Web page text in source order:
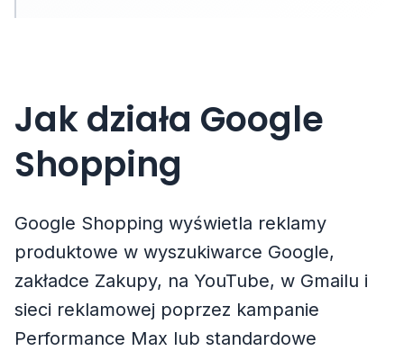
Jak działa Google
Shopping
Google Shopping wyświetla reklamy
produktowe w wyszukiwarce Google,
zakładce Zakupy, na YouTube, w Gmailu i
sieci reklamowej poprzez kampanie
Performance Max lub standardowe